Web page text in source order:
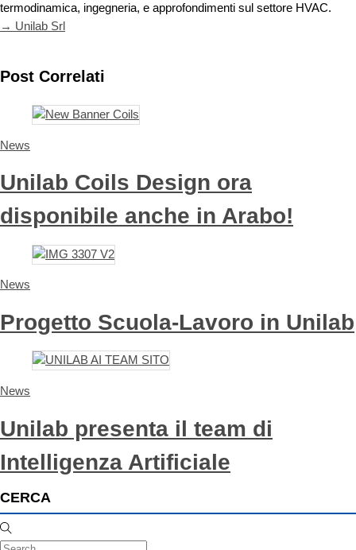
termodinamica, ingegneria, e approfondimenti sul settore HVAC.
→ Unilab Srl
Post Correlati
News
Unilab Coils Design ora
disponibile anche in Arabo!
News
Progetto Scuola-Lavoro in Unilab
News
Unilab presenta il team di
Intelligenza Artificiale
CERCA